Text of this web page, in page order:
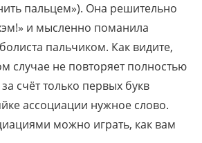
пальцем»). Она решительно
и мысленно поманила
пальчиком. Как видите,
случае не повторяет полностью
счёт только первых букв
ассоциации нужное слово.
можно играть, как вам